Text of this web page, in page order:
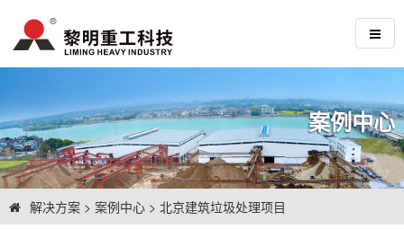
案例中心
解决方案 > 案例中心 > 北京建筑垃圾处理项目